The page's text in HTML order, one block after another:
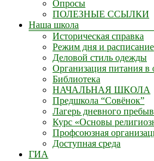
Опросы
ПОЛЕЗНЫЕ ССЫЛКИ
Наша школа
Историческая справка
Режим дня и расписание
Деловой стиль одежды
Организация питания в
Библиотека
НАЧАЛЬНАЯ ШКОЛА
Предшкола “Совёнок”
Лагерь дневного
Курс «Основы
Профсоюзная
Доступная среда
ГИА